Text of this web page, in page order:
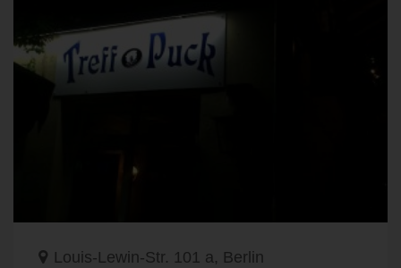
Louis-Lewin-Str. 101 a, Berlin